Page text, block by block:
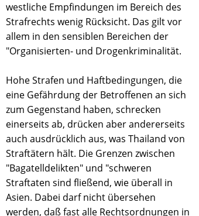
westliche Empfindungen im Bereich des
Strafrechts wenig Rücksicht. Das gilt vor
allem in den sensiblen Bereichen der
"Organisierten- und Drogenkriminalität.
Hohe Strafen und Haftbedingungen, die
eine Gefährdung der Betroffenen an sich
zum Gegenstand haben, schrecken
einerseits ab, drücken aber andererseits
auch ausdrücklich aus, was Thailand von
Straftätern hält. Die Grenzen zwischen
"Bagatelldelikten" und "schweren
Straftaten sind fließend, wie überall in
Asien. Dabei darf nicht übersehen
werden, daß fast alle Rechtsordnungen in